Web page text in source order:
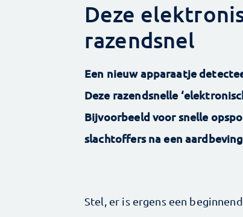
Deze
razendsnel
Een nieuw apparaatje
Deze razendsnelle
Bijvoorbeeld voor snelle
slachtoffers na een
Stel, er is ergens een